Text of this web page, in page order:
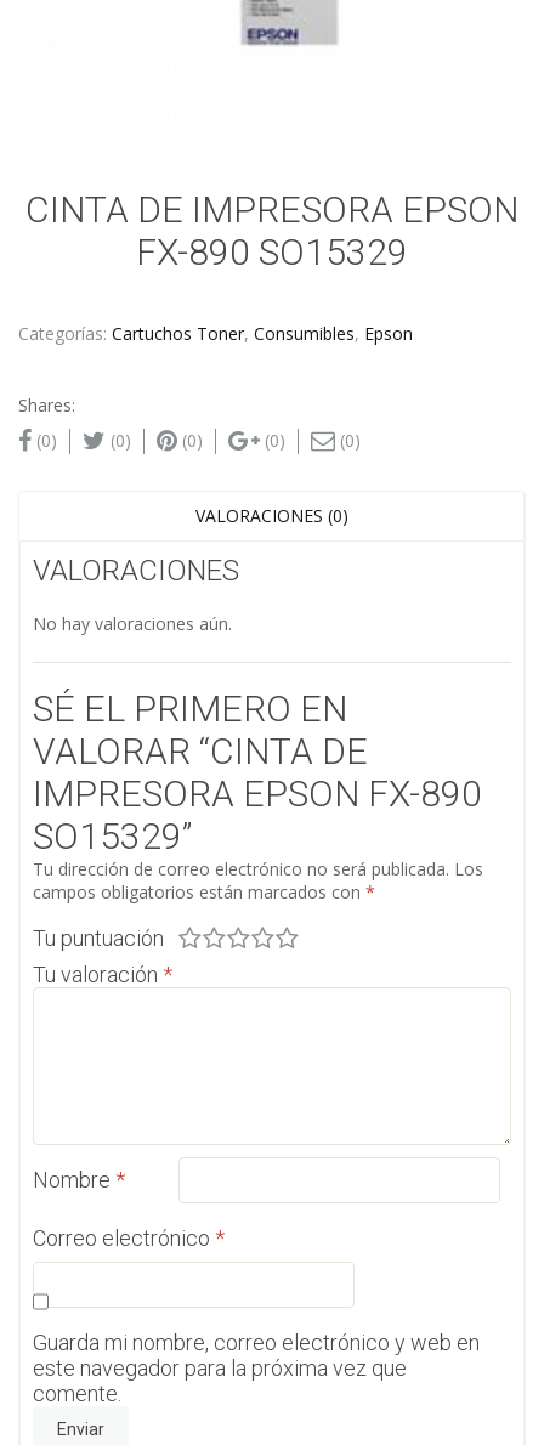
CINTA DE IMPRESORA EPSON
FX-890 SO15329
Categorías: Cartuchos Toner, Consumibles, Epson
Shares:
(0)
(0) (0) (0) (0)
VALORACIONES (0)
VALORACIONES
No hay valoraciones aún.
SÉ EL PRIMERO EN
VALORAR “CINTA DE
IMPRESORA EPSON FX-890
SO15329”
Tu dirección de correo electrónico no será publicada. Los
campos obligatorios están marcados con *
Tu puntuación
Tu valoración *
Nombre *
Correo electrónico *
Guarda mi nombre, correo electrónico y web en
este navegador para la próxima vez que
comente.